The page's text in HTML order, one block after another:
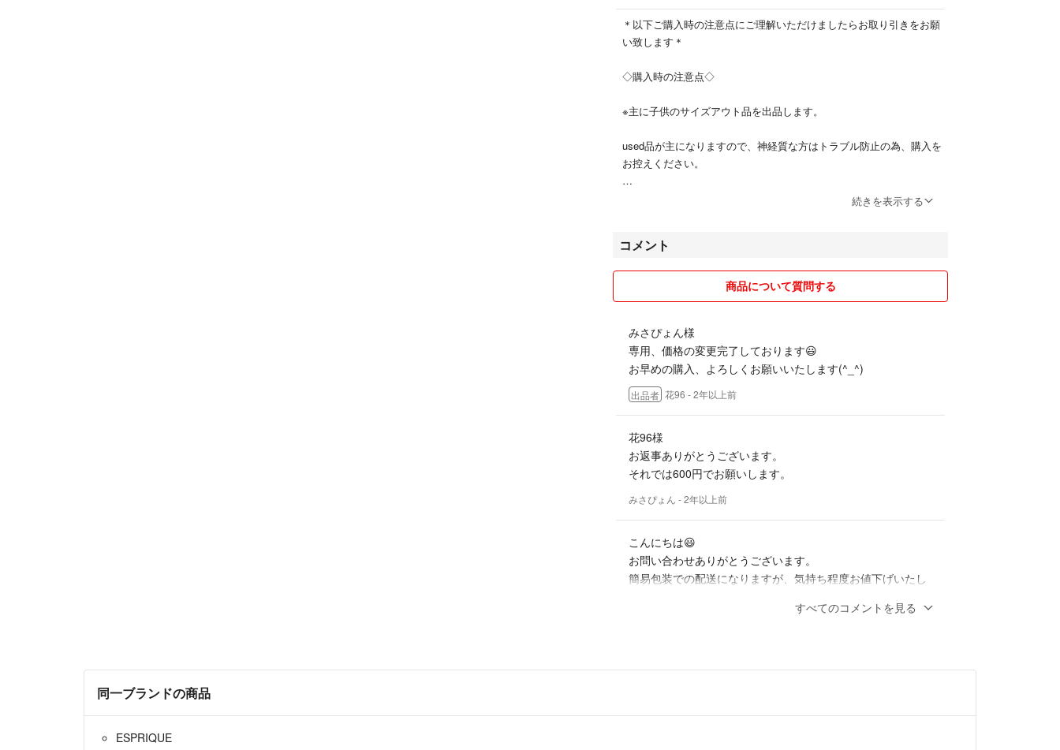
＊以下ご購入時の注意点にご理解いただけましたらお取り引きをお願
い致します＊
◇購入時の注意点◇
※主に子供のサイズアウト品を出品します。
used品が主になりますので、神経質な方はトラブル防止の為、購入を
お控えください。
んのでご了承ください。
※一番安い方法で発送します。
(主に定形外郵便)
い。
※ご購入後のキャンセル、返品、返金、クレームは応じません。
気になる点がありましたらご購入前にご質問ください *_ _)
※子供がおりますので、返信が遅くなることがあります。
どうぞよろしくお願いします。
続きを表示する
コメント
商品について質問する
みさぴょん様
専用、価格の変更完了しております😃
お早めの購入、よろしくお願いいたします(^_^)
出品者 花96 - 2年以上前
花96様
お返事ありがとうございます。
それでは600円でお願いします。
みさぴょん - 2年以上前
こんにちは😃
お問い合わせありがとうございます。
簡易包装での配送になりますが、気持ち程度お値下げいたし
すべてのコメントを見る
同一ブランドの商品
ESPRIQUE